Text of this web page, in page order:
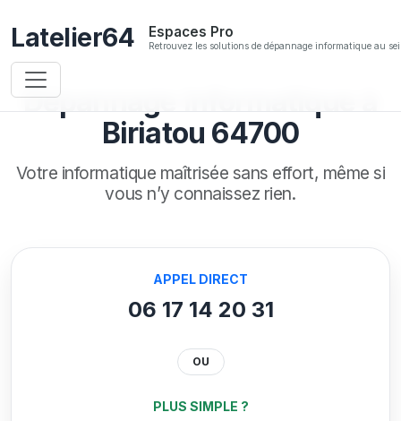
Latelier64 Espaces Pro
Retrouvez les solutions de dépannage informatique au
Dépannage informatique à
Biriatou 64700
Votre informatique maîtrisée sans effort, même si
vous n’y connaissez rien.
APPEL DIRECT
06 17 14 20 31
OU
PLUS SIMPLE ?